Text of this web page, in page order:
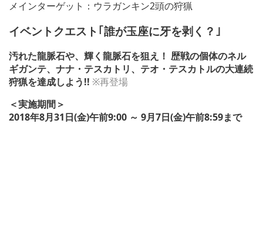
メインターゲット：ウラガンキン2頭の狩猟
イベントクエスト｢誰が玉座に牙を剥く？｣
汚れた龍脈石や、輝く龍脈石を狙え！ 歴戦の個体のネル
ギガンテ、ナナ・テスカトリ、テオ・テスカトルの大連続
狩猟を達成しよう!! ※再登場
＜実施期間＞
2018年8月31日(金)午前9:00 ～ 9月7日(金)午前8:59まで